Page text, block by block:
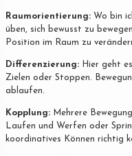
Raumorientierung: Wo bin
üben, sich bewusst zu
Position im Raum zu
Differenzierung: Hier geht
Zielen oder Stoppen.
ablaufen.
Kopplung: Mehrere
Laufen und Werfen oder
koordinatives Können richtig